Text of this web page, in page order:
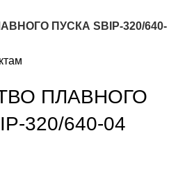
ПУСКА SBIP-320/640-
ПЛАВНОГО
320/640-04